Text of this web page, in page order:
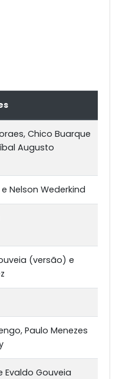
Chico Buarque
Augusto
Nelson Wederkind
(versão) e
Paulo Menezes
Evaldo Gouveia